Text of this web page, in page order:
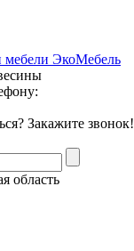
Закажите звонок!
область